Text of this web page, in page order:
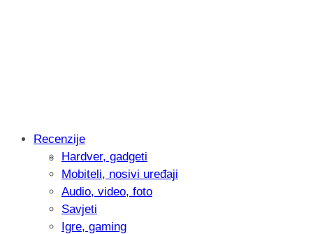
Intervju: Goran Jović, fotograf -
Recenzije
Hardver, gadgeti
Mobiteli, nosivi uređaji
Audio, video, foto
Savjeti
Igre, gaming